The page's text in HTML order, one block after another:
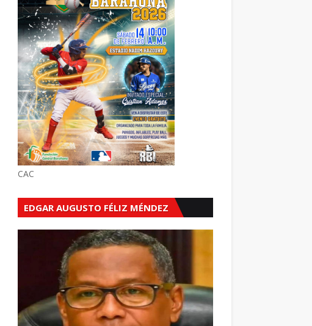
CAC
EDGAR AUGUSTO FÉLIZ MÉNDEZ